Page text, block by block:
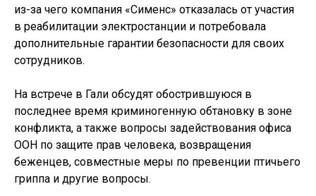
из-за чего компания «Сименс» отказалась от участия
в реабилитации электростанции и потребовала
дополнительные гарантии безопасности для своих
сотрудников.
На встрече в Гали обсудят обострившуюся в
последнее время криминогенную обтановку в зоне
конфликта, а также вопросы задействования офиса
ООН по защите прав человека, возвращения
беженцев, совместные меры по превенции птичьего
гриппа и другие вопросы.